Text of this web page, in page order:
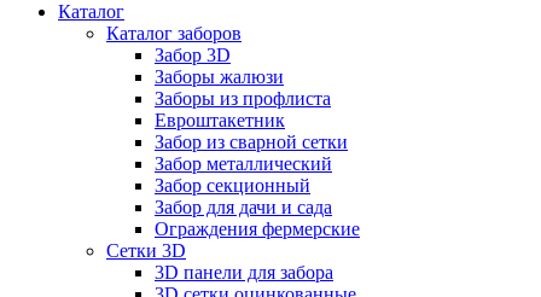
Каталог
Каталог заборов
Забор 3D
Заборы жалюзи
Заборы из профлиста
Евроштакетник
Забор из сварной сетки
Забор металлический
Забор секционный
Забор для дачи и сада
Ограждения фермерские
Сетки 3D
3D панели для забора